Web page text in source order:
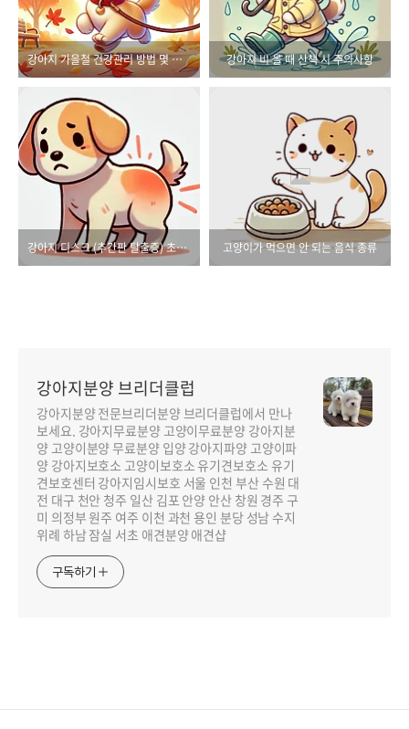
강아지 가을철 건강관리 방법 몇 가지 강아지 비 올 때 산책 시 주의사항
강아지 디스크 (추간판 탈출증) 초기 증상 고양이가 먹으면 안 되는 음식 종류
강아지분양 브리더클럽
강아지분양 전문브리더분양 브리더클럽에서 만나
보세요. 강아지무료분양 고양이무료분양 강아지분
양 고양이분양 무료분양 입양 강아지파양 고양이파
양 강아지보호소 고양이보호소 유기견보호소 유기
견보호센터 강아지임시보호 서울 인천 부산 수원 대
전 대구 천안 청주 일산 김포 안양 안산 창원 경주 구
미 의정부 원주 여주 이천 과천 용인 분당 성남 수지
위례 하남 잠실 서초 애견분양 애견샵
구독하기